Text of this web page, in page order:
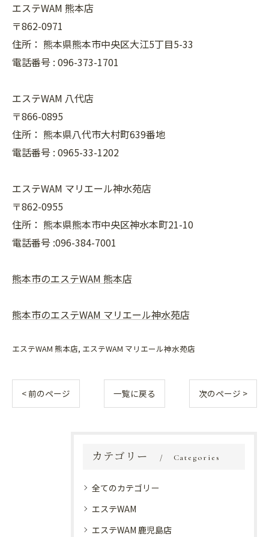
エステWAM 熊本店
〒862-0971
住所： 熊本県熊本市中央区大江5丁目5-33
電話番号 : 096-373-1701
エステWAM 八代店
〒866-0895
住所： 熊本県八代市大村町639番地
電話番号 : 0965-33-1202
エステWAM マリエール神水苑店
〒862-0955
住所： 熊本県熊本市中央区神水本町21-10
電話番号 :096-384-7001
熊本市のエステWAM 熊本店
熊本市のエステWAM マリエール神水苑店
エステWAM 熊本店 エステWAM マリエール神水苑店
< 前のページ 一覧に戻る 次のページ >
カテゴリー Categories
全てのカテゴリー
エステWAM
エステWAM 鹿児島店